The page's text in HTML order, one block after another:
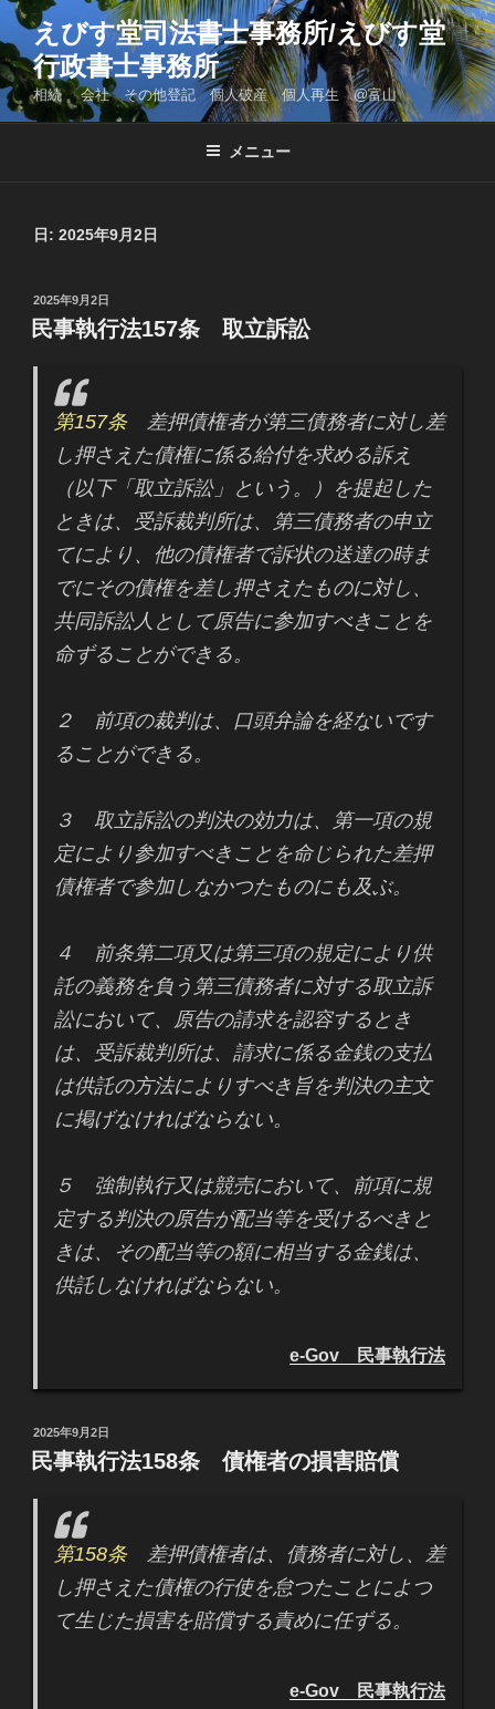
コ
ン
テ
ン
ツ
えびす堂司法書士事務所/えびす堂
行政書士事務所
相続 会社 その他登記 個人破産 個人再生 @富山
メニュー
日: 2025年9月2日
投
稿
日:
2025年9月2日
民事執行法157条 取立訴訟
第157条差押債権者が第三債務者に対し差
し押さえた債権に係る給付を求める訴え
（以下「取立訴訟」という。）を提起した
ときは、受訴裁判所は、第三債務者の申立
てにより、他の債権者で訴状の送達の時ま
でにその債権を差し押さえたものに対し、
共同訴訟人として原告に参加すべきことを
命ずることができる。
２ 前項の裁判は、口頭弁論を経ないです
ることができる。
３ 取立訴訟の判決の効力は、第一項の規
定により参加すべきことを命じられた差押
債権者で参加しなかつたものにも及ぶ。
４ 前条第二項又は第三項の規定により供
託の義務を負う第三債務者に対する取立訴
訟において、原告の請求を認容するとき
は、受訴裁判所は、請求に係る金銭の支払
は供託の方法によりすべき旨を判決の主文
に掲げなければならない。
５ 強制執行又は競売において、前項に規
定する判決の原告が配当等を受けるべきと
きは、その配当等の額に相当する金銭は、
供託しなければならない。
e-Gov 民事執行法
投
稿
日:
2025年9月2日
民事執行法158条 債権者の損害賠償
第158条差押債権者は、債務者に対し、差
し押さえた債権の行使を怠つたことによつ
て生じた損害を賠償する責めに任ずる。
e-Gov 民事執行法